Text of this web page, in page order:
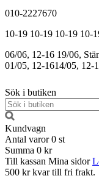
010-2227670
10-19 10-19 10-19 10-
06/06, 12-16 19/06,
01/05, 12-1614/05, 12-
Sök i butiken
Kundvagn
Antal varor 0 st
Summa 0 kr
Till kassan Mina sidor
500 kr kvar till fri frakt.